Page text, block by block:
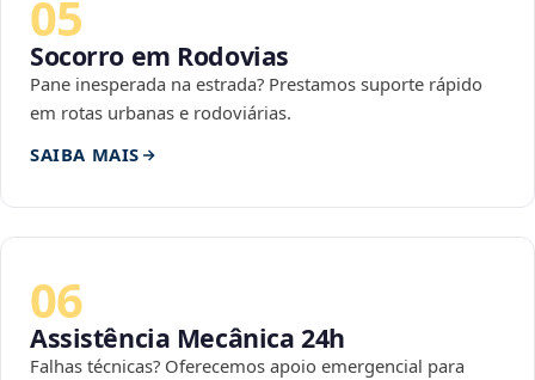
05
Socorro em Rodovias
Pane inesperada na estrada? Prestamos suporte rápido
em rotas urbanas e rodoviárias.
SAIBA MAIS
06
Assistência Mecânica 24h
Falhas técnicas? Oferecemos apoio emergencial para